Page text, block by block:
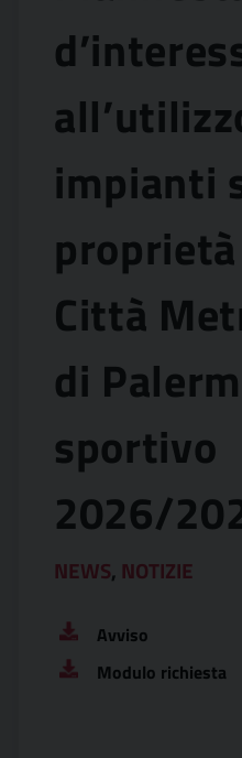
impianti
Città
di
sportivo
2026/
NEWS, NOTIZIE
Avviso
Modulo richiesta